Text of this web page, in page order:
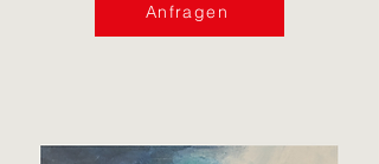
Anfragen